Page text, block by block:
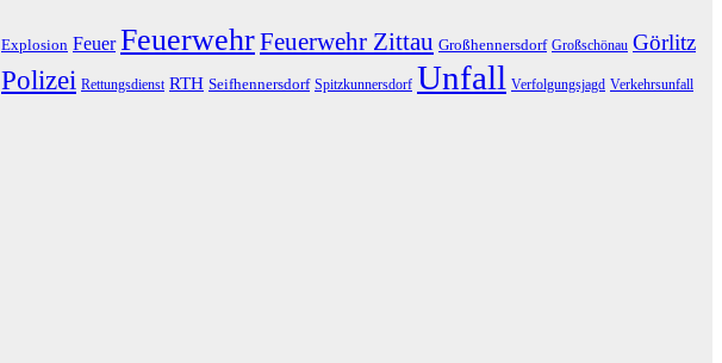
Explosion Feuer FeuerwehrFeuerwehr Zittau Großhennersdorf Großschönau Görlitz
Polizei Rettungsdienst RTH Seifhennersdorf Spitzkunnersdorf Unfall Verfolgungsjagd Verkehrsunfall